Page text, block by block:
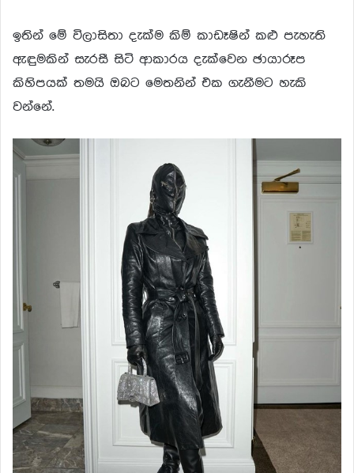
ඉතින් මේ විලාසිතා දැක්ම කිම් කාඩෑෂින් කළු පැහැති
ඇඳුමකින් සැරසී සිටි ආකාරය දැක්වෙන ඡායාරූප
කිහිපයක් තමයි ඔබට මෙතනින් එක ගැනීමට හැකි
වන්නේ.